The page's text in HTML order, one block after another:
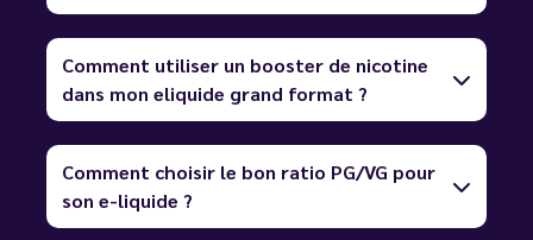
Comment utiliser un booster de nicotine
dans mon eliquide grand format ?
Comment choisir le bon ratio PG/VG pour
son e-liquide ?